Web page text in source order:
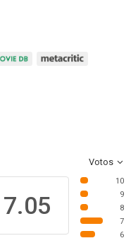
Votos
7.05
10
9
8
7
6